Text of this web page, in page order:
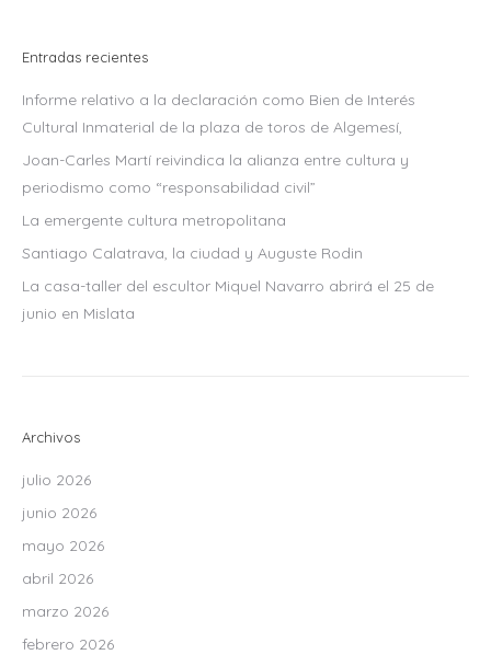
Entradas recientes
Informe relativo a la declaración como Bien de Interés
Cultural Inmaterial de la plaza de toros de Algemesí,
Joan-Carles Martí reivindica la alianza entre cultura y
periodismo como “responsabilidad civil”
La emergente cultura metropolitana
Santiago Calatrava, la ciudad y Auguste Rodin
La casa-taller del escultor Miquel Navarro abrirá el 25 de
junio en Mislata
Archivos
julio 2026
junio 2026
mayo 2026
abril 2026
marzo 2026
febrero 2026